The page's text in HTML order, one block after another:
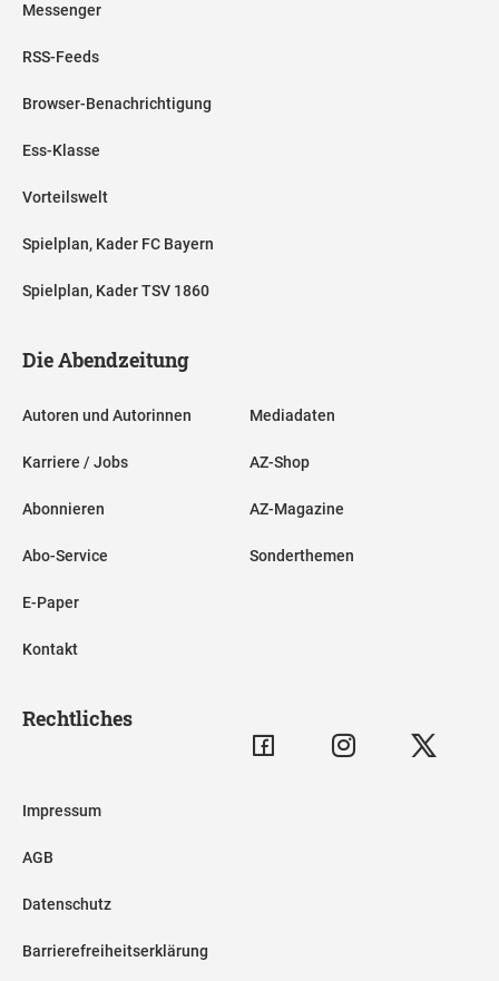
Messenger
RSS-Feeds
Browser-Benachrichtigung
Ess-Klasse
Vorteilswelt
Spielplan, Kader FC Bayern
Spielplan, Kader TSV 1860
Die Abendzeitung
Autoren und Autorinnen
Karriere / Jobs
Abonnieren
Abo-Service
E-Paper
Kontakt
Mediadaten
AZ-Shop
AZ-Magazine
Sonderthemen
Rechtliches
Impressum
AGB
Datenschutz
Barrierefreiheitserklärung